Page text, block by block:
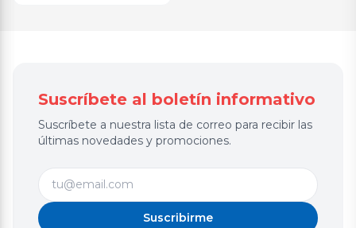
Suscríbete al boletín informativo
Suscríbete a nuestra lista de correo para recibir las
últimas novedades y promociones.
Suscribirme